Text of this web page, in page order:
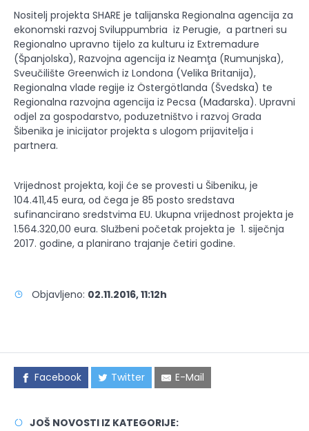
Nositelj projekta SHARE je talijanska Regionalna agencija za
ekonomski razvoj Sviluppumbria iz Perugie, a partneri su
Regionalno upravno tijelo za kulturu iz Extremadure
(Španjolska), Razvojna agencija iz Neamţa (Rumunjska),
Sveučilište Greenwich iz Londona (Velika Britanija),
Regionalna vlade regije iz Östergötlanda (Švedska) te
Regionalna razvojna agencija iz Pecsa (Mađarska). Upravni
odjel za gospodarstvo, poduzetništvo i razvoj Grada
Šibenika je inicijator projekta s ulogom prijavitelja i
partnera.
Vrijednost projekta, koji će se provesti u Šibeniku, je
104.411,45 eura, od čega je 85 posto sredstava
sufinancirano sredstvima EU. Ukupna vrijednost projekta je
1.564.320,00 eura. Službeni početak projekta je 1. siječnja
2017. godine, a planirano trajanje četiri godine.
Objavljeno: 02.11.2016, 11:12h
Facebook Twitter E-Mail
JOŠ NOVOSTI IZ KATEGORIJE: